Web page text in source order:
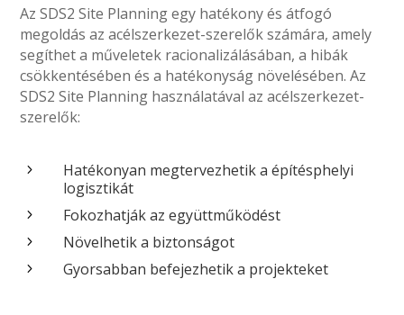
Az SDS2 Site Planning egy hatékony és átfogó
megoldás az acélszerkezet-szerelők számára, amely
segíthet a műveletek racionalizálásában, a hibák
csökkentésében és a hatékonyság növelésében. Az
SDS2 Site Planning használatával az acélszerkezet-
szerelők:
5
Hatékonyan megtervezhetik a építésphelyi
logisztikát
5 Fokozhatják az együttműködést
5 Növelhetik a biztonságot
5 Gyorsabban befejezhetik a projekteket